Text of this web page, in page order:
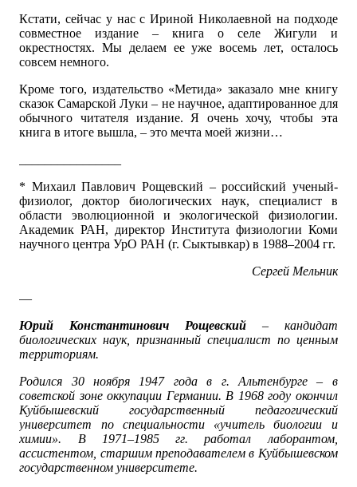
Кстати, сейчас у нас с Ириной Николаевной на подходе
совместное издание – книга о селе Жигули и
окрестностях. Мы делаем ее уже восемь лет, осталось
совсем немного.
Кроме того, издательство «Метида» заказало мне книгу
сказок Самарской Луки – не научное, адаптированное для
обычного читателя издание. Я очень хочу, чтобы эта
книга в итоге вышла, – это мечта моей жизни…
* Михаил Павлович Рощевский – российский ученый-
физиолог, доктор биологических наук, специалист в
области эволюционной и экологической физиологии.
Академик РАН, директор Института физиологии Коми
научного центра УрО РАН (г. Сыктывкар) в 1988–2004 гг.
Сергей Мельник
—
Юрий Константинович Рощевский – кандидат
биологических наук, признанный специалист по ценным
территориям.
Родился 30 ноября 1947 года в г. Альтенбурге – в
советской зоне оккупации Германии. В 1968 году окончил
Куйбышевский государственный педагогический
университет по специальности «учитель биологии и
химии». В 1971–1985 гг. работал лаборантом,
ассистентом, старшим преподавателем в Куйбышевском
государственном университете.